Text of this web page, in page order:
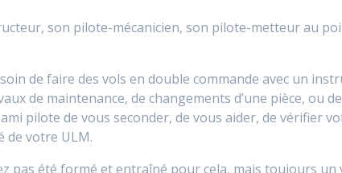
son pilote-mécanicien, son pilote-metteur au
de faire des vols en double commande avec un
de maintenance, de changements d’une pièce, ou
pilote de vous seconder, de vous aider, de vérifier
de votre ULM.
pas été formé et entraîné pour cela, mais toujours